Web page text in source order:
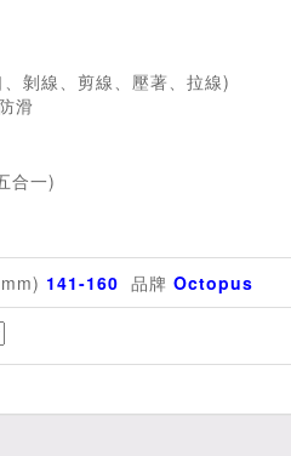
剝線、剪線、壓著、拉線)
滑
141-160 品牌 Octopus